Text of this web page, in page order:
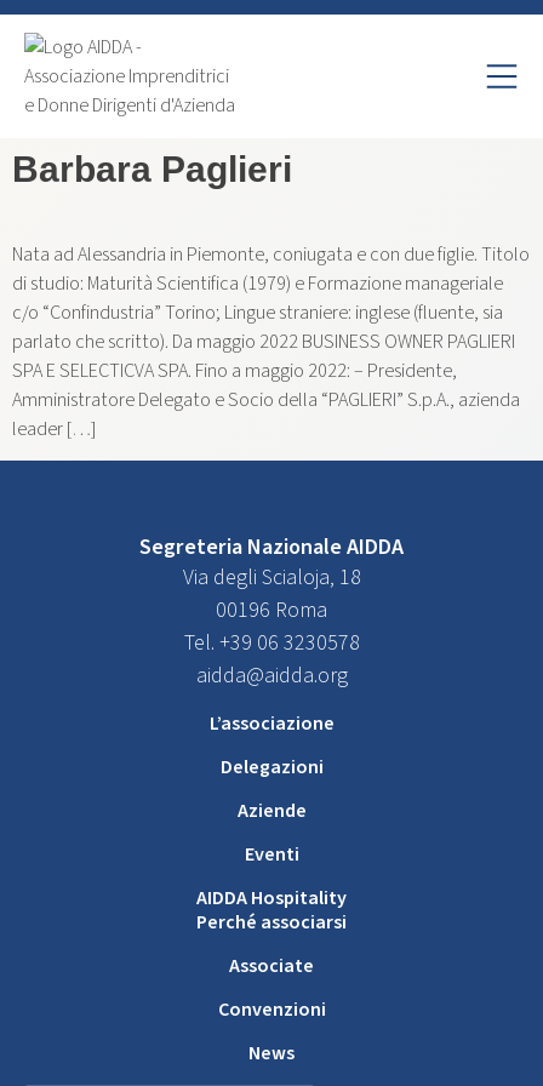
Barbara Paglieri
Nata ad Alessandria in Piemonte, coniugata e con due figlie. Titolo
di studio: Maturità Scientifica (1979) e Formazione manageriale
c/o “Confindustria” Torino; Lingue straniere: inglese (fluente, sia
parlato che scritto). Da maggio 2022 BUSINESS OWNER PAGLIERI
SPA E SELECTICVA SPA. Fino a maggio 2022: – Presidente,
Amministratore Delegato e Socio della “PAGLIERI” S.p.A., azienda
leader […]
Segreteria Nazionale AIDDA
Via degli Scialoja, 18
00196 Roma
Tel. +39 06 3230578
aidda@aidda.org
L’associazione
Delegazioni
Aziende
Eventi
AIDDA Hospitality
Perché associarsi
Associate
Convenzioni
News